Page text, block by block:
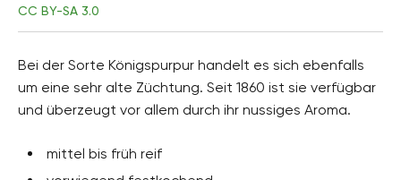
CC BY-SA 3.0
Bei der Sorte Königspurpur handelt es sich ebenfalls
um eine sehr alte Züchtung. Seit 1860 ist sie verfügbar
und überzeugt vor allem durch ihr nussiges Aroma.
mittel bis früh reif